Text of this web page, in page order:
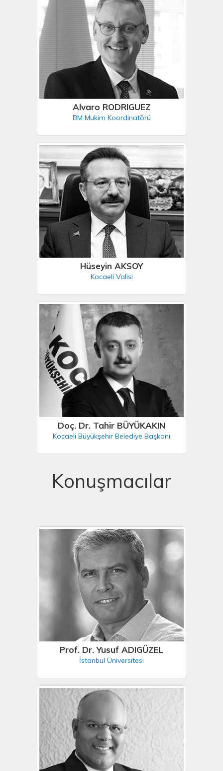
Alvaro RODRIGUEZ
BM Mukim Koordinatörü
Hüseyin AKSOY
Kocaeli Valisi
Doç. Dr. Tahir BÜYÜKAKIN
Kocaeli Büyükşehir Belediye Başkanı
Konuşmacılar
Prof. Dr. Yusuf ADIGÜZEL
İstanbul Üniversitesi